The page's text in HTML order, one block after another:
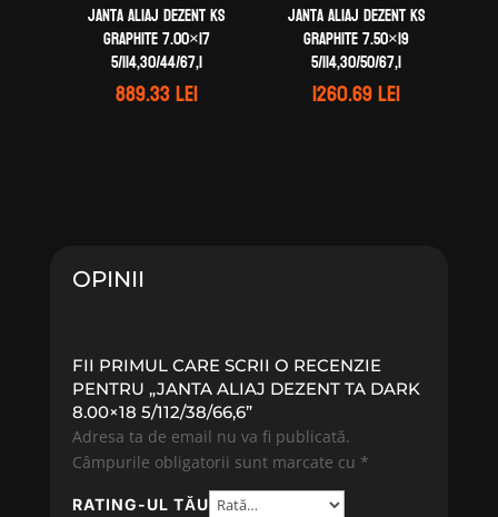
Janta aliaj DEZENT KS
graphite 7.00×17
5/114,30/44/67,1
889.33lei
Janta aliaj DEZENT KS
graphite 7.50×19
5/114,30/50/67,1
1260.69lei
OPINII
FII PRIMUL CARE SCRII O RECENZIE
PENTRU „JANTA ALIAJ DEZENT TA DARK
8.00×18 5/112/38/66,6”
Adresa ta de email nu va fi publicată.
Câmpurile obligatorii sunt marcate cu *
RATING-UL TĂU